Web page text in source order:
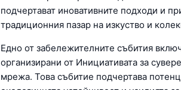
подчертават иновативните подходи и
традиционния пазар на изкуство и
Едно от забележителните събития
организирани от Инициативата за
мрежа. Това събитие подчертава